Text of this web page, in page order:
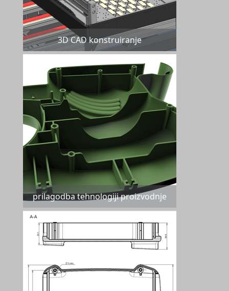
3D CAD konstruiranje
prilagodba tehnologiji proizvodnje